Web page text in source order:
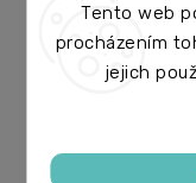
Tento web
procházením
jejich